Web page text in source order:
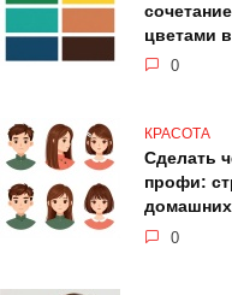
цветами
0
КРАСОТА
Сделать
профи:
0